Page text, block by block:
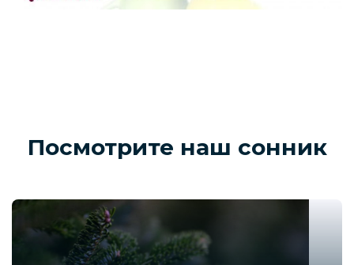
Посмотрите наш сонник